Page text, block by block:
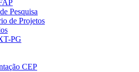
Pesquisa
de Projetos
PG
CEP